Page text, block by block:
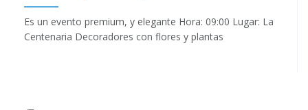
Es un evento premium, y elegante Hora: 09:00 Lugar: La
Centenaria Decoradores con flores y plantas